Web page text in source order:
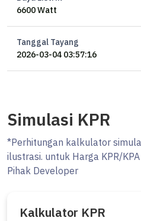
6600 Watt
Tanggal Tayang
2026-03-04 03:57:16
Simulasi KPR
*Perhitungan kalkulator
ilustrasi. untuk Harga KPR/
Pihak Developer
Kalkulator KPR